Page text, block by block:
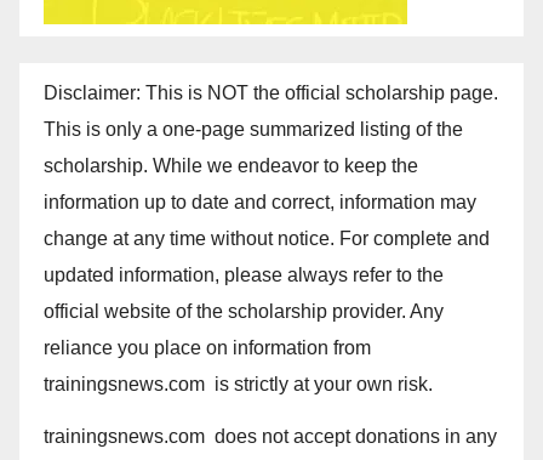
Disclaimer: This is NOT the official scholarship page.
This is only a one-page summarized listing of the
scholarship. While we endeavor to keep the
information up to date and correct, information may
change at any time without notice. For complete and
updated information, please always refer to the
official website of the scholarship provider. Any
reliance you place on information from
trainingsnews.com is strictly at your own risk.
trainingsnews.com does not accept donations in any